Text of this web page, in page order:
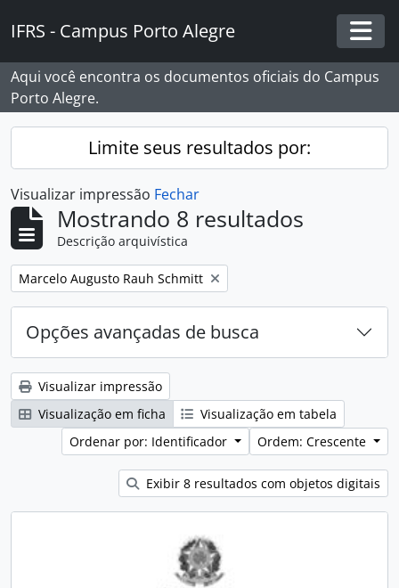
IFRS - Campus Porto Alegre
Aqui você encontra os documentos oficiais do Campus
Porto Alegre.
Limite seus resultados por:
Visualizar impressão Fechar
Mostrando 8 resultados
Descrição arquivística
Remover filtro:
Marcelo Augusto Rauh Schmitt
Opções avançadas de busca
Visualizar impressão
Visualização em ficha
Visualização em tabela
Ordenar por: Identificador
Ordem: Crescente
Exibir 8 resultados com objetos digitais